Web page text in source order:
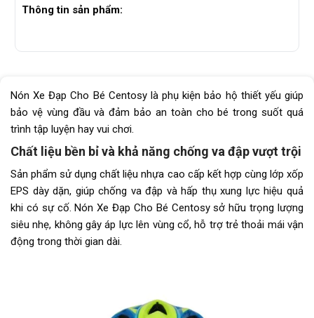
Thông tin sản phẩm:
Nón Xe Đạp Cho Bé Centosy là phụ kiện bảo hộ thiết yếu giúp
bảo vệ vùng đầu và đảm bảo an toàn cho bé trong suốt quá
trình tập luyện hay vui chơi.
Chất liệu bền bỉ và khả năng chống va đập vượt trội
Sản phẩm sử dụng chất liệu nhựa cao cấp kết hợp cùng lớp xốp
EPS dày dặn, giúp chống va đập và hấp thụ xung lực hiệu quả
khi có sự cố. Nón Xe Đạp Cho Bé Centosy sở hữu trọng lượng
siêu nhẹ, không gây áp lực lên vùng cổ, hỗ trợ trẻ thoải mái vận
động trong thời gian dài.